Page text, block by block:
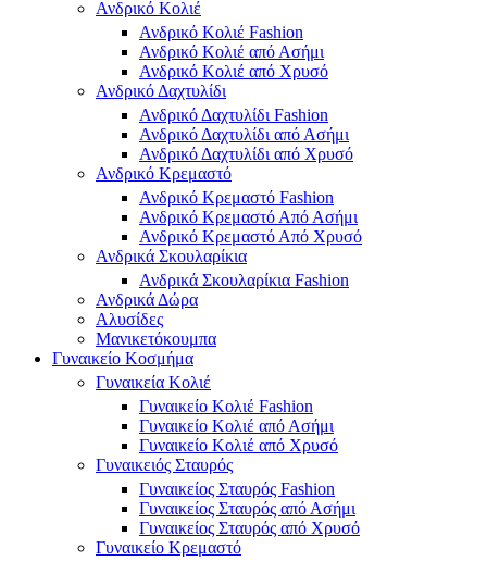
Ανδρικό Κολιέ
Ανδρικό Κολιέ Fashion
Ανδρικό Κολιέ από Ασήμι
Ανδρικό Κολιέ από Χρυσό
Ανδρικό Δαχτυλίδι
Ανδρικό Δαχτυλίδι Fashion
Ανδρικό Δαχτυλίδι από Ασήμι
Ανδρικό Δαχτυλίδι από Χρυσό
Ανδρικό Κρεμαστό
Ανδρικό Κρεμαστό Fashion
Ανδρικό Κρεμαστό Από Ασήμι
Ανδρικό Κρεμαστό Από Χρυσό
Ανδρικά Σκουλαρίκια
Ανδρικά Σκουλαρίκια Fashion
Ανδρικά Δώρα
Αλυσίδες
Μανικετόκουμπα
Γυναικείο Κοσμήμα
Γυναικεία Κολιέ
Γυναικείο Κολιέ Fashion
Γυναικείο Κολιέ από Ασήμι
Γυναικείο Κολιέ από Χρυσό
Γυναικειός Σταυρός
Γυναικείος Σταυρός Fashion
Γυναικείος Σταυρός από Ασήμι
Γυναικείος Σταυρός από Χρυσό
Γυναικείο Κρεμαστό